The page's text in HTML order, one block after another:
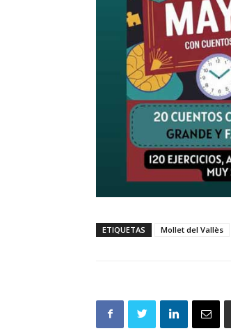
ETIQUETAS Mollet del Vallès